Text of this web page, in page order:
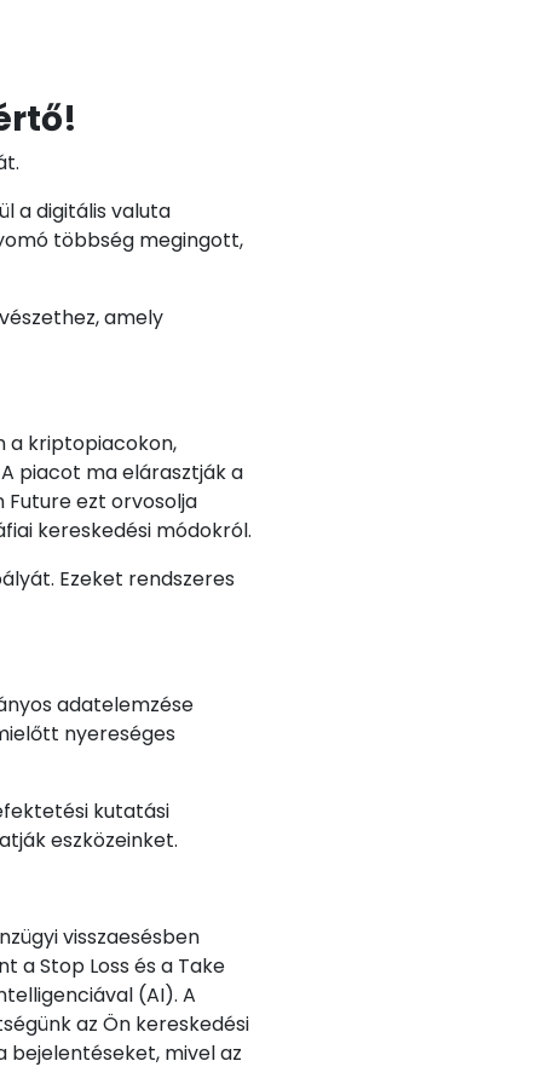
a digitális valuta
többség megingott,
amely
a kriptopiacokon,
piacot ma elárasztják a
ezt orvosolja
kereskedési módokról.
Ezeket rendszeres
adatelemzése
nyereséges
kutatási
eszközeinket.
visszaesésben
a Stop Loss és a Take
(AI). A
az Ön kereskedési
bejelentéseket, mivel az